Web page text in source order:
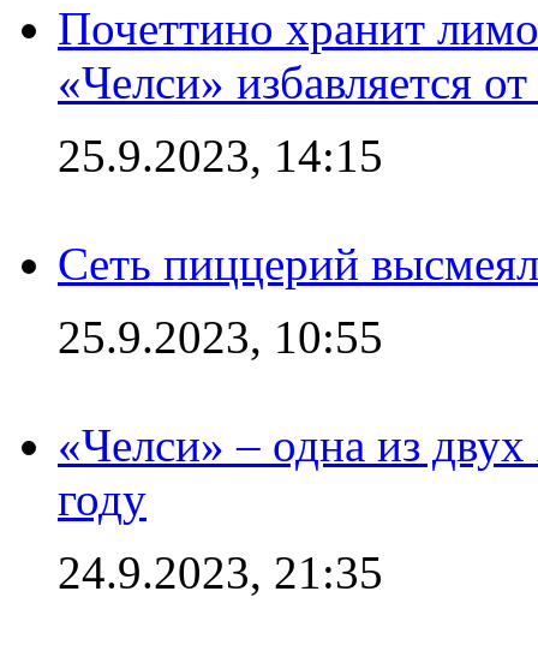
Почеттино хранит
«Челси» избавляется
25.9.2023, 14:15
Сеть пиццерий
25.9.2023, 10:55
«Челси» – одна из
году
24.9.2023, 21:35